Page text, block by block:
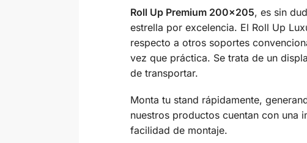
Roll Up Premium 200×205, es sin
estrella por excelencia. El Roll Up
respecto a otros soportes
vez que práctica. Se trata de un
de transportar.
Monta tu stand rápidamente,
nuestros productos cuentan con una
facilidad de montaje.